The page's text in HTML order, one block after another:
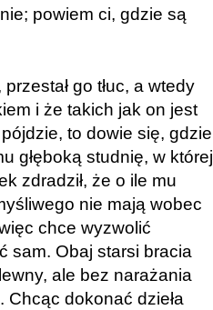
powiem ci, gdzie są
go tłuc, a wtedy
i że takich jak on jest
to dowie się, gdzie
głęboką studnię, w której
zdradził, że o ile mu
nie mają wobec
chce wyzwolić
sam. Obaj starsi bracia
ale bez narażania
dokonać dzieła